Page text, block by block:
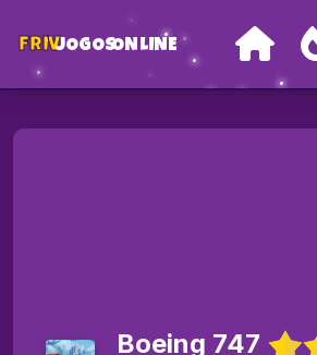
FRIVJOGOSONLINE
Boeing 747